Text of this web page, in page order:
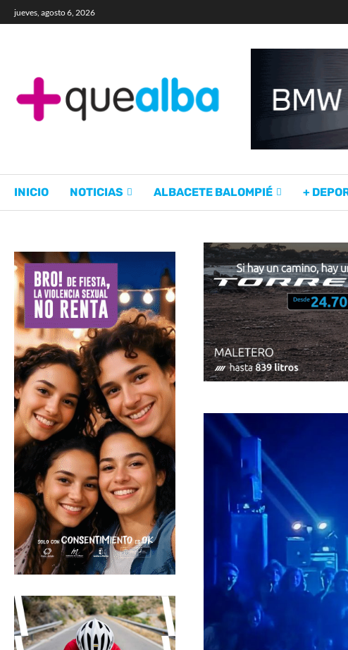
jueves, agosto 6, 2026
INICIO NOTICIAS ALBACETE BALOMPIÉ +